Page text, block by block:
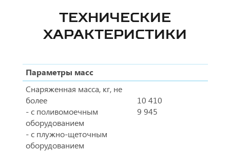
ТЕХНИЧЕСКИЕ
ХАРАКТЕРИСТИКИ
Параметры масс
Снаряженная масса, кг, не
более
- с поливомоечным
оборудованием
- с плужно-щеточным
оборудованием
10 410
9 945